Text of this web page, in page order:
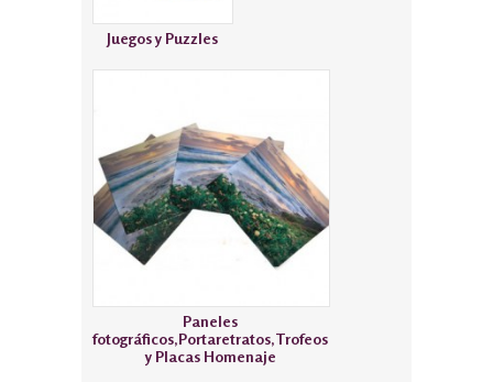
Juegos y Puzzles
Paneles
fotográficos,Portaretratos,Trofeos
y Placas Homenaje